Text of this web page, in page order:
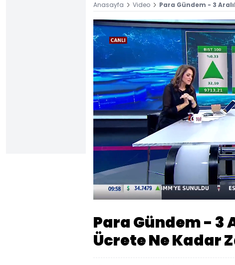
Anasayfa Video Para Gündem - 3
Sesi
Aç
Yüklendi
Para Gündem - 3
Ücrete Ne Kadar